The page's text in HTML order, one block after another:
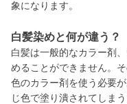
象になります。
白髪染めと何が違う？
白髪は一般的なカラー剤
めることができません。
色のカラー剤を使う必要
じ色で塗り潰されてしま